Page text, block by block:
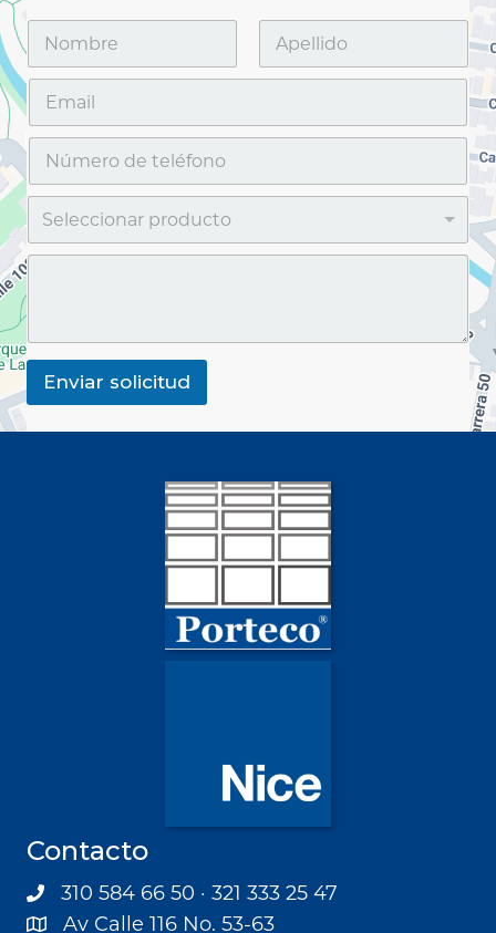
Enviar solicitud
Contacto
310 584 66 50 · 321 333 25 47
Av Calle 116 No. 53-63